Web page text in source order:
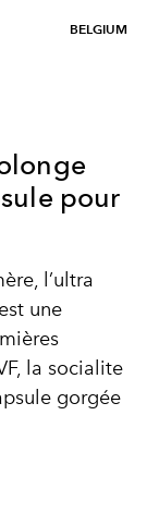
BELGIUM
pour
l’ultra
une
la socialite
gorgée